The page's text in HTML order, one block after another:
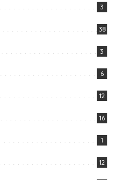
3
38
3
6
12
16
1
12